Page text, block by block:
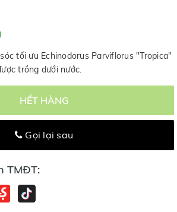
tối ưu Echinodorus Parviflorus "Tropica"
trồng dưới nước.
HẾT HÀNG
Gọi lại sau
TMĐT: